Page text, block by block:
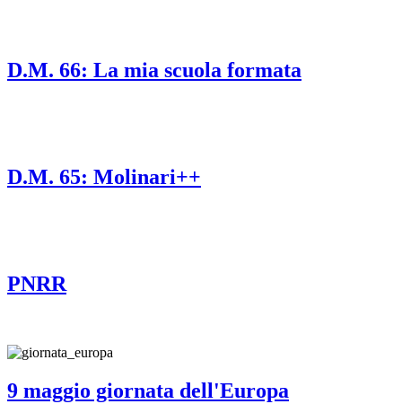
D.M. 66: La mia scuola formata
D.M. 65: Molinari++
PNRR
9 maggio giornata dell'Europa